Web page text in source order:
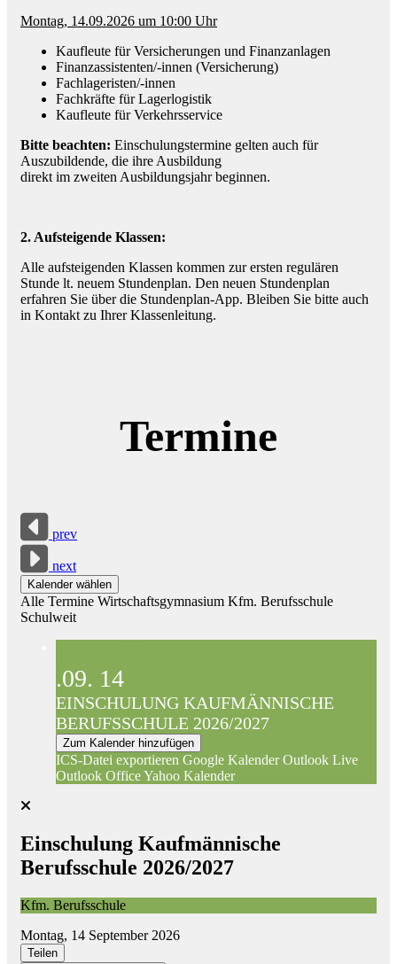
Montag, 14.09.2026 um 10:00 Uhr
Kaufleute für Versicherungen und Finanzanlagen
Finanzassistenten/-innen (Versicherung)
Fachlageristen/-innen
Fachkräfte für Lagerlogistik
Kaufleute für Verkehrsservice
Bitte beachten: Einschulungstermine gelten auch für
Auszubildende, die ihre Ausbildung
direkt im zweiten Ausbildungsjahr beginnen.
2. Aufsteigende Klassen:
Alle aufsteigenden Klassen kommen zur ersten regulären
Stunde lt. neuem Stundenplan. Den neuen Stundenplan
erfahren Sie über die Stundenplan-App. Bleiben Sie bitte auch
in Kontakt zu Ihrer Klassenleitung.
Termine
prev
next
Kalender wählen
Alle Termine Wirtschaftsgymnasium Kfm. Berufsschule
Schulweit
.09. 14
EINSCHULUNG KAUFMÄNNISCHE
BERUFSSCHULE 2026/2027
Zum Kalender hinzufügen
ICS-Datei exportieren Google KalenderOutlook Live
Outlook OfficeYahoo Kalender
Einschulung Kaufmännische
Berufsschule 2026/2027
Kfm. Berufsschule
Montag, 14 September 2026
Teilen